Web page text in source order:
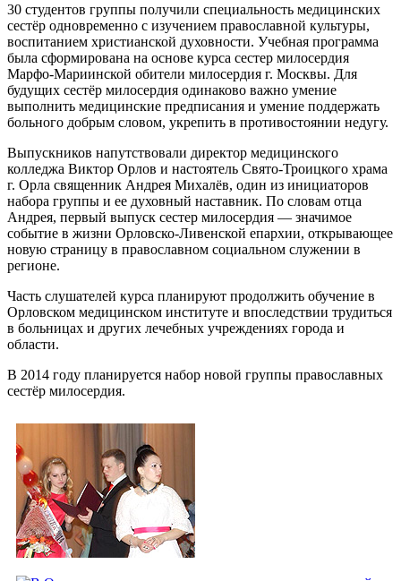
30 студентов группы получили специальность медицинских
сестёр одновременно с изучением православной культуры,
воспитанием христианской духовности. Учебная программа
была сформирована на основе курса сестер милосердия
Марфо-Мариинской обители милосердия г. Москвы. Для
будущих сестёр милосердия одинаково важно умение
выполнить медицинские предписания и умение поддержать
больного добрым словом, укрепить в противостоянии недугу.
Выпускников напутствовали директор медицинского
колледжа Виктор Орлов и настоятель Свято-Троицкого храма
г. Орла священник Андрея Михалёв, один из инициаторов
набора группы и ее духовный наставник. По словам отца
Андрея, первый выпуск сестер милосердия — значимое
событие в жизни Орловско-Ливенской епархии, открывающее
новую страницу в православном социальном служении в
регионе.
Часть слушателей курса планируют продолжить обучение в
Орловском медицинском институте и впоследствии трудиться
в больницах и других лечебных учреждениях города и
области.
В 2014 году планируется набор новой группы православных
сестёр милосердия.